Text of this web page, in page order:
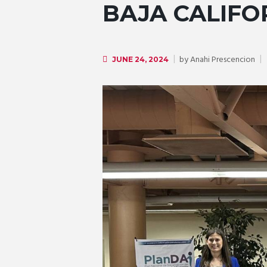
BAJA
JUNE 24, 2024 byAnahi Prescencion